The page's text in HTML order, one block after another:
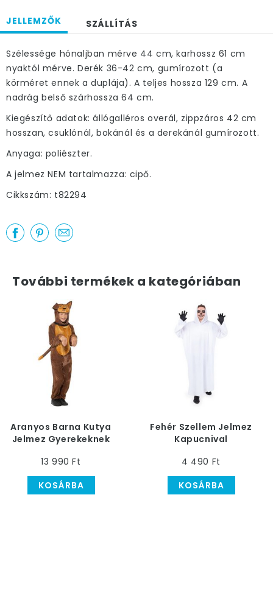
JELLEMZŐK SZÁLLÍTÁS
Szélessége hónaljban mérve 44 cm, karhossz 61 cm
nyaktól mérve. Derék 36-42 cm, gumírozott (a
körméret ennek a duplája). A teljes hossza 129 cm. A
nadrág belső szárhossza 64 cm.
Kiegészítő adatok: állógalléros overál, zippzáros 42 cm
hosszan, csuklónál, bokánál és a derekánál gumírozott.
Anyaga: poliészter.
A jelmez NEM tartalmazza: cipő.
Cikkszám: t82294
További termékek a kategóriában
Aranyos Barna Kutya
Jelmez Gyerekeknek
13 990 Ft
KOSÁRBA
Fehér Szellem Jelmez
Kapucnival
4 490 Ft
KOSÁRBA